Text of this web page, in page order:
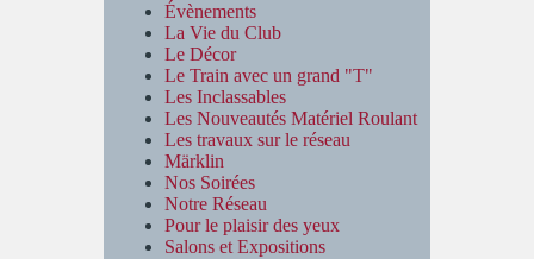
Évènements
La Vie du Club
Le Décor
Le Train avec un grand "T"
Les Inclassables
Les Nouveautés Matériel Roulant
Les travaux sur le réseau
Märklin
Nos Soirées
Notre Réseau
Pour le plaisir des yeux
Salons et Expositions